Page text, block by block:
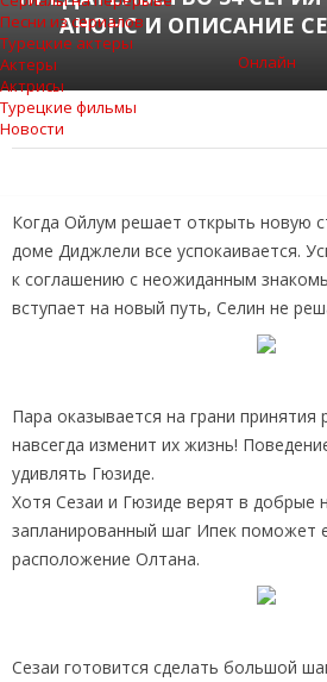
Песни из сериалов
Турецкие актеры
Актеры
Актрисы
Турецкие фильмы
Новости
АНОНС И ОПИСАНИЕ
Онлайн
Когда Ойлум решает открыть новую
доме Диджлели все успокаивается.
к соглашению с неожиданным
вступает на новый путь, Селин не
Пара оказывается на грани принятия
навсегда изменит их жизнь!
удивлять Гюзиде.
Хотя Сезаи и Гюзиде верят в добрые
запланированный шаг Ипек поможет
расположение Олтана.
Сезаи готовится сделать большой